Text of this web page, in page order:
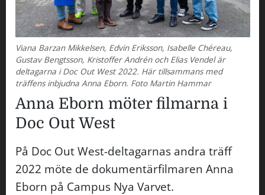
Viana Barzan Mikkelsen, Edvin Eriksson, Isabelle Chéreau,
Gustav Bengtsson, Kristoffer Andrén och Elias Vendel är
deltagarna i Doc Out West 2022. Här tillsammans med
träffens inbjudna Anna Eborn. Foto Martin Hammar
Anna Eborn möter filmarna i
Doc Out West
På Doc Out West-deltagarnas andra träff
2022 möte de dokumentärfilmaren Anna
Eborn på Campus Nya Varvet.